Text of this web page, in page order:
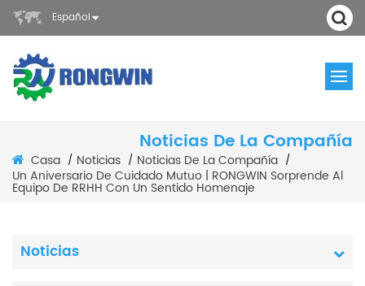
Español
Noticias De La Compañía
Casa / Noticias / Noticias De La Compañía /
Un Aniversario De Cuidado Mutuo | RONGWIN Sorprende Al
Equipo De RRHH Con Un Sentido Homenaje
Noticias